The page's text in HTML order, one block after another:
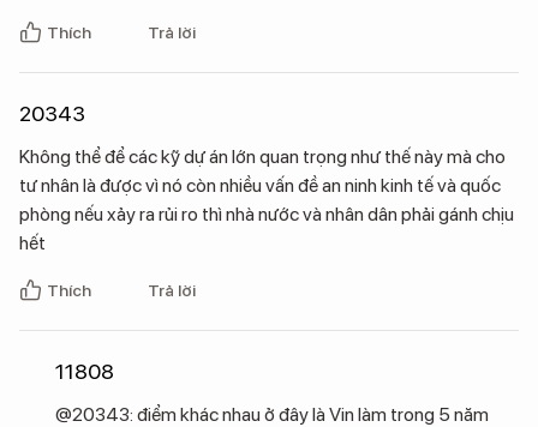
Thích Trả lời
20343
Không thể để các kỹ dự án lớn quan trọng như thế này mà cho
tư nhân là được vì nó còn nhiều vấn đề an ninh kinh tế và quốc
phòng nếu xảy ra rủi ro thì nhà nước và nhân dân phải gánh chịu
hết
Thích Trả lời
11808
@20343: điểm khác nhau ở đây là Vin làm trong 5 năm